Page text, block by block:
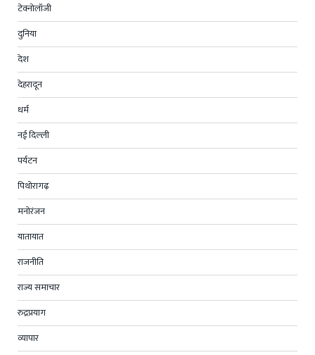
टेक्नोलॉजी
दुनिया
देश
देहरादून
धर्म
नई दिल्ली
पर्यटन
पिथोरागढ़
मनोरंजन
यातायात
राजनीति
राज्य समाचार
रुद्रप्रयाग
व्यापार